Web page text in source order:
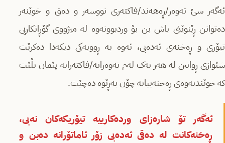
ئەگەر سێ تەوەر/ڕەهەند/فاکتەری نووسەر و دەق و خوێنەر
دەتوانن ڕێنوێنی باش بن بۆ وردبوونەوە لە میژووی گۆڕانکاریی
تیۆری و ڕەخنەی ئەدەبی، ئەوە بە ڕوویەکی دیکەدا دەکرێت
شێوازی ڕوانین لە هەر یەک لەم تەوەرانە/فاکتەرانە پێمان بڵێت
کە خوێندنەوەی ڕەخنەییانە چۆن بەڕێوە دەچێت.
ئەگەر تۆ شارەزای وردەکارییە تیۆریکەکان نەبی،
ڕەخنەکانت لە دەقی ئەدەبی زۆر ئاماتۆرانە دەبن و